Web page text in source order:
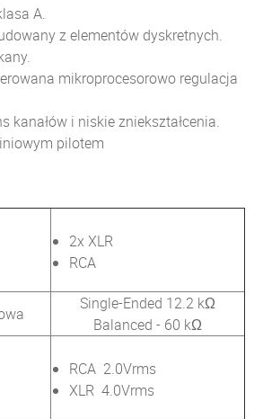
A.
z elementów dyskretnych.
mikroprocesorowo regulacja
kanałów i niskie zniekształcenia.
pilotem
2x XLR
RCA
Single-Ended 12.2 kΩ
Balanced - 60 kΩ
RCA 2.0Vrms
XLR 4.0Vrms